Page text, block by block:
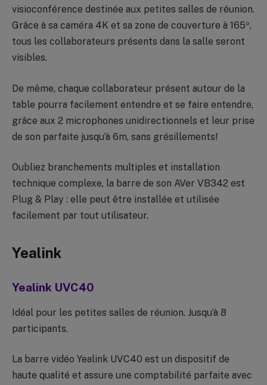
visioconférence destinée aux petites salles de réunion.
Grâce à sa caméra 4K et sa zone de couverture à 165º,
tous les collaborateurs présents dans la salle seront
visibles.
De même, chaque collaborateur présent autour de la
table pourra facilement entendre et se faire entendre,
grâce aux 2 microphones unidirectionnels et leur prise
de son parfaite jusqu’à 6m, sans grésillements!
Oubliez branchements multiples et installation
technique complexe, la barre de son AVer VB342 est
Plug & Play : elle peut être installée et utilisée
facilement par tout utilisateur.
Yealink
Yealink UVC40
Idéal pour les petites salles de réunion. Jusqu’à 8
participants.
La barre vidéo Yealink UVC40 est un dispositif de
haute qualité et assure une comptabilité parfaite avec